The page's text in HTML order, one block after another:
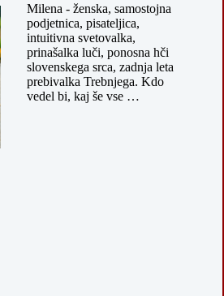
Milena - ženska, samostojna
podjetnica, pisateljica,
intuitivna svetovalka,
prinašalka luči, ponosna hči
slovenskega srca, zadnja leta
prebivalka Trebnjega. Kdo
vedel bi, kaj še vse …